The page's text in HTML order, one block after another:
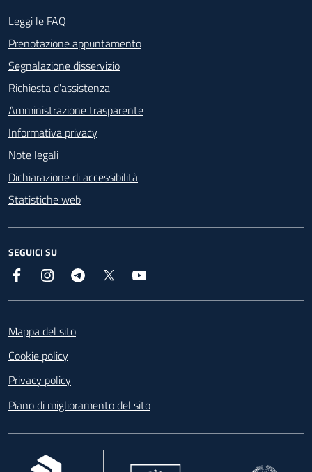
Footer - Contatti
Leggi le FAQ
Prenotazione appuntamento
Segnalazione disservizio
Richiesta d'assistenza
Amministrazione trasparente
Informativa privacy
Note legali
Dichiarazione di accessibilità
Statistiche web
SEGUICI SU
Facebook InstagramTelegram
Mappa del sito
Cookie policy
Privacy policy
Piano di miglioramento del sito
, apre in una nuova scheda